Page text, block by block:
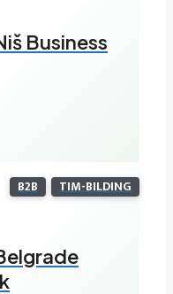
Business
B2B TIM-BILDING